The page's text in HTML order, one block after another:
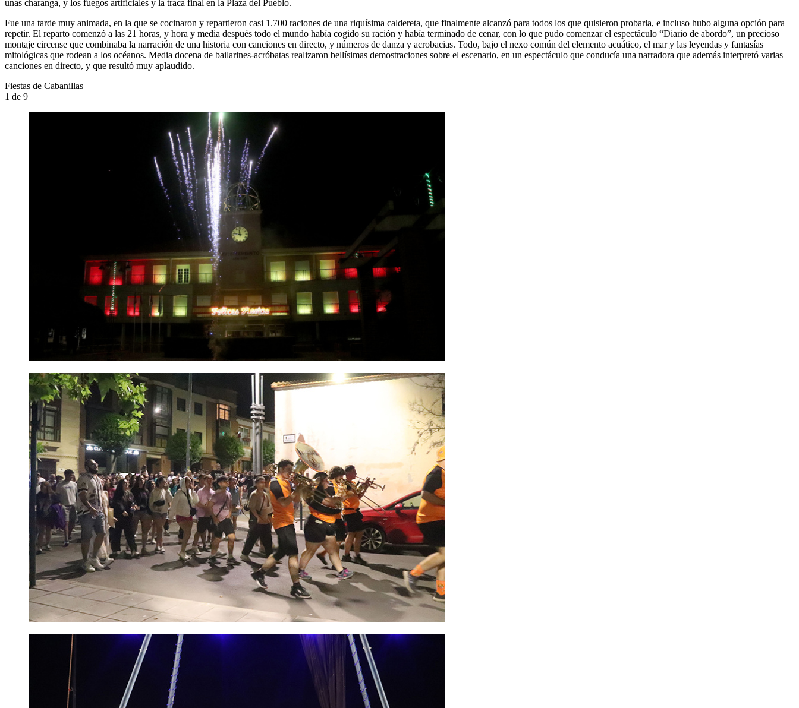
unas charanga, y los fuegos artificiales y la traca final en la Plaza del Pueblo.
Fue una tarde muy animada, en la que se cocinaron y repartieron casi 1.700 raciones de una riquísima caldereta, que finalmente alcanzó para todos los que quisieron probarla, e incluso hubo alguna opción para
repetir. El reparto comenzó a las 21 horas, y hora y media después todo el mundo había cogido su ración y había terminado de cenar, con lo que pudo comenzar el espectáculo “Diario de abordo”, un precioso
montaje circense que combinaba la narración de una historia con canciones en directo, y números de danza y acrobacias. Todo, bajo el nexo común del elemento acuático, el mar y las leyendas y fantasías
mitológicas que rodean a los océanos. Media docena de bailarines-acróbatas realizaron bellísimas demostraciones sobre el escenario, en un espectáculo que conducía una narradora que además interpretó varias
canciones en directo, y que resultó muy aplaudido.
Fiestas de Cabanillas
1 de 9